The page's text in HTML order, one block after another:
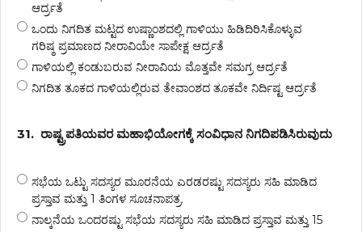
ಆರ್ದ್ರತೆ
ಒಂದು ನಿಗದಿತ ಮಟ್ಟದ ಉಷ್ಣಾಂಶದಲ್ಲಿ ಗಾಳಿಯು ಹಿಡಿದಿರಿಸಿಕೊಳ್ಳುವ
ಗರಿಷ್ಠ ಪ್ರಮಾಣದ ನೀರಾವಿಯೇ ಸಾಪೇಕ್ಷ ಆರ್ದ್ರತೆ
ಗಾಳಿಯಲ್ಲಿ ಕಂಡುಬರುವ ನೀರಾವಿಯ ಮೊತ್ತವೇ ಸಮಗ್ರ ಆರ್ದ್ರತೆ
ನಿಗದಿತ ತೂಕದ ಗಾಳಿಯಲ್ಲಿರುವ ತೇವಾಂಶದ ತೂಕವೇ ನಿರ್ದಿಷ್ಟ ಆರ್ದ್ರತೆ
31. ರಾಷ್ಟ್ರಪತಿಯವರ ಮಹಾಭಿಯೋಗಕ್ಕೆ ಸಂವಿಧಾನ ನಿಗದಿಪಡಿಸಿರುವುದು
ಸಭೆಯ ಒಟ್ಟು ಸದಸ್ಯರ ಮೂರನೆಯ ಎರಡರಷ್ಟು ಸದಸ್ಯರು ಸಹಿ ಮಾಡಿದ
ಪ್ರಸ್ತಾವ ಮತ್ತು 1 ತಿಂಗಳ ಸೂಚನಾಪತ್ರ.
ನಾಲ್ಕನೆಯ ಒಂದರಷ್ಟು ಸಭೆಯ ಸದಸ್ಯರು ಸಹಿ ಮಾಡಿದ ಪ್ರಸ್ತಾವ ಮತ್ತು 15